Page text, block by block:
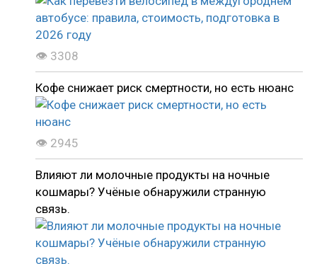
👁 3308
Кофе снижает риск смертности, но есть нюанс
👁 2945
Влияют ли молочные продукты на ночные
кошмары? Учёные обнаружили странную
связь.